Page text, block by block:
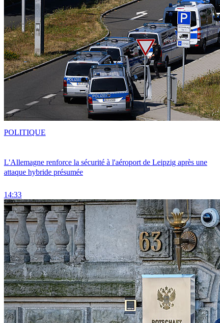
L'Allemagne renforce la sécurité à l'aéroport de Leipzig après une
attaque hybride présumée
14:33
POLITIQUE